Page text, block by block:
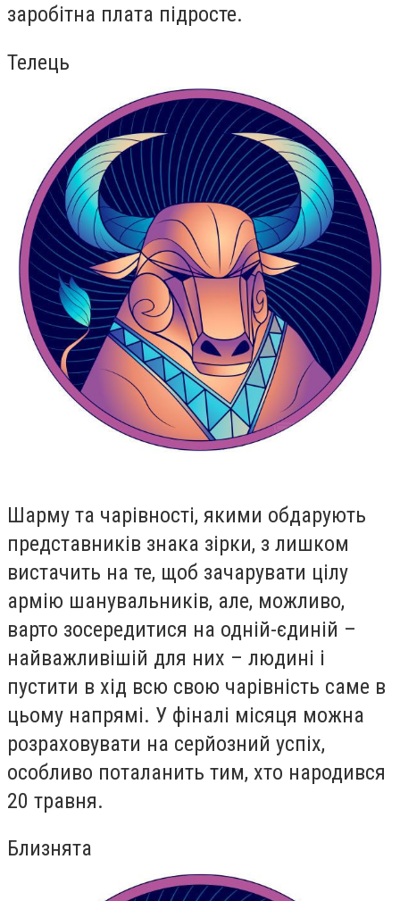
заробітна плата підросте.
Телець
Шарму та чарівності, якими обдарують
представників знака зірки, з лишком
вистачить на те, щоб зачарувати цілу
армію шанувальників, але, можливо,
варто зосередитися на одній-єдиній –
найважливішій для них – людині і
пустити в хід всю свою чарівність саме в
цьому напрямі. У фіналі місяця можна
розраховувати на серйозний успіх,
особливо поталанить тим, хто народився
20 травня.
Близнята